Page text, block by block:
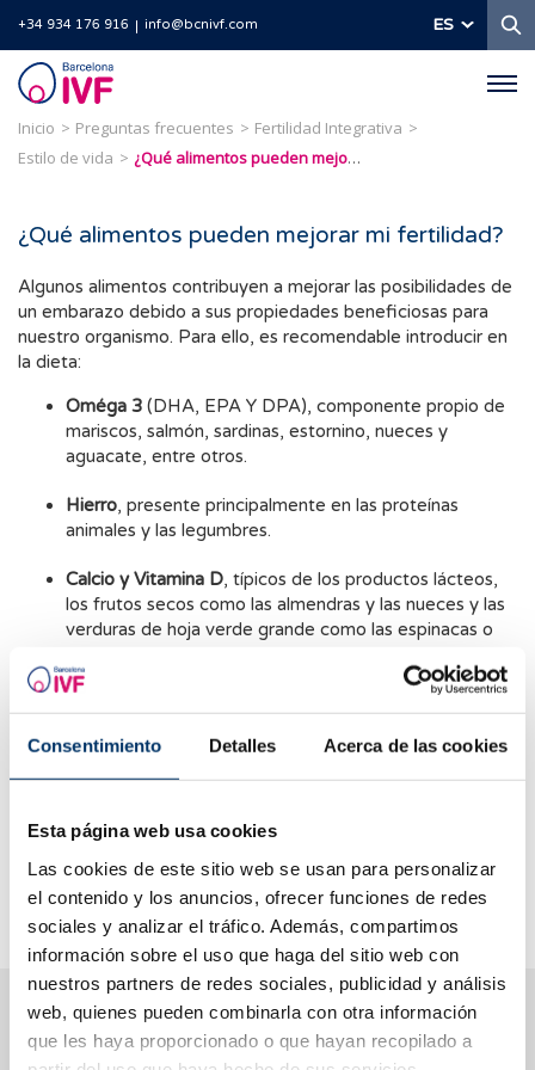
Consentimiento Detalles Acerca de las cookies
Esta página web usa cookies
Las cookies de este sitio web se usan para personalizar
el contenido y los anuncios, ofrecer funciones de redes
sociales y analizar el tráfico. Además, compartimos
información sobre el uso que haga del sitio web con
nuestros partners de redes sociales, publicidad y análisis
web, quienes pueden combinarla con otra información
que les haya proporcionado o que hayan recopilado a
+34 934 176 916 info@bcnivf.com ES
Barcelona
IVF
Inicio Preguntas frecuentes
Fertilidad Integrativa
Estilo de vida
¿Qué alimentos pueden mejorar mi fertilidad?
¿Qué alimentos pueden mejorar mi fertilidad?
Algunos alimentos contribuyen a mejorar las posibilidades de
un embarazo debido a sus propiedades beneficiosas para
nuestro organismo. Para ello, es recomendable introducir en
la dieta:
Oméga 3 (DHA, EPA Y DPA), componente propio de
mariscos, salmón, sardinas, estornino, nueces y
aguacate, entre otros.
Hierro, presente principalmente en las proteínas
animales y las legumbres.
Calcio y Vitamina D, típicos de los productos lácteos,
los frutos secos como las almendras y las nueces y las
verduras de hoja verde grande como las espinacas o
huevos o el requesón.
movilidad del espermatozoide.
Es importante tener en cuenta que una dieta equilibrada y
saludable es esencial para la fertilidad.
Te ayudamos a resolver tus dudas